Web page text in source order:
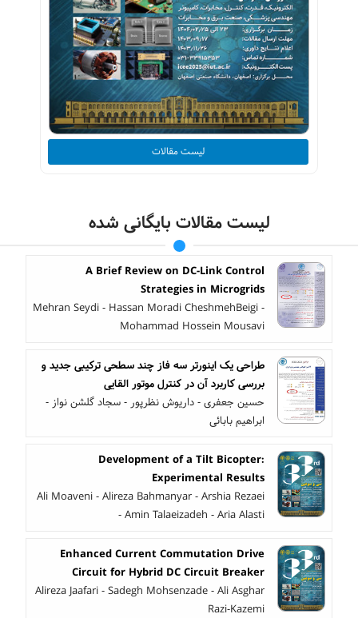
لیست مقالات
لیست مقالات بایگانی شده
A Brief Review on DC-Link Control
Strategies in Microgrids
Mehran Seydi - Hassan Moradi CheshmehBeigi -
Mohammad Hossein Mousavi
طراحی یک اینورتر سه فاز چند سطحی ترکیبی جدید و
بررسی کاربرد آن در کنترل موتور القایی
حسین جعفری - داریوش نظرپور - سجاد گلشن نواز -
ابراهیم بابائی
Development of a Tilt Bicopter:
Experimental Results
Ali Moaveni - Alireza Bahmanyar - Arshia Rezaei
- Amin Talaeizadeh - Aria Alasti
Enhanced Current Commutation Drive
Circuit for Hybrid DC Circuit Breaker
Alireza Jaafari - Sadegh Mohsenzade - Ali Asghar
Razi-Kazemi